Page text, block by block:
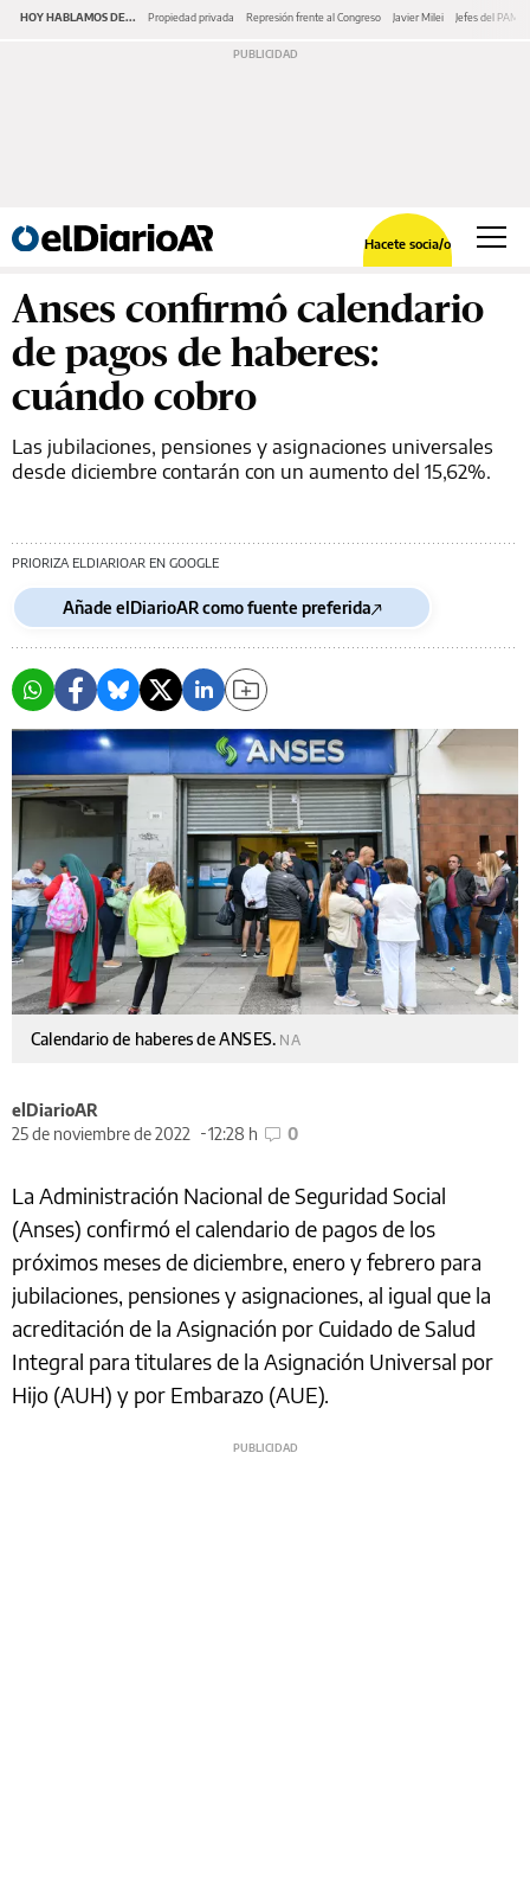
HOY HABLAMOS DE... Propiedad privada Represión frente al Congreso Javier Milei Jefes del PAMI
Hacete socia/o
Anses confirmó calendario
de pagos de haberes:
cuándo cobro
Las jubilaciones, pensiones y asignaciones universales
desde diciembre contarán con un aumento del 15,62%.
PRIORIZA ELDIARIOAR EN GOOGLE
Añade elDiarioAR como fuente preferida
Calendario de haberes de ANSES. NA
elDiarioAR
25 de noviembre de 2022
12:28 h 0
La Administración Nacional de Seguridad Social
(Anses) confirmó el calendario de pagos de los
próximos meses de diciembre, enero y febrero para
jubilaciones, pensiones y asignaciones, al igual que la
acreditación de la Asignación por Cuidado de Salud
Integral para titulares de la Asignación Universal por
Hijo (AUH) y por Embarazo (AUE).